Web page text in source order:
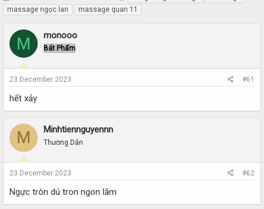
h
r
a
d
t
a
t
e
t
a
t
d
t
e
massage ngọc lan
massage quan 11
M monooo
Bát Phẩm
23 December 2023 #61
hết xảy
M Minhtiennguyennn
Thường Dân
23 December 2023 #62
Ngực tròn dú tron ngon lắm